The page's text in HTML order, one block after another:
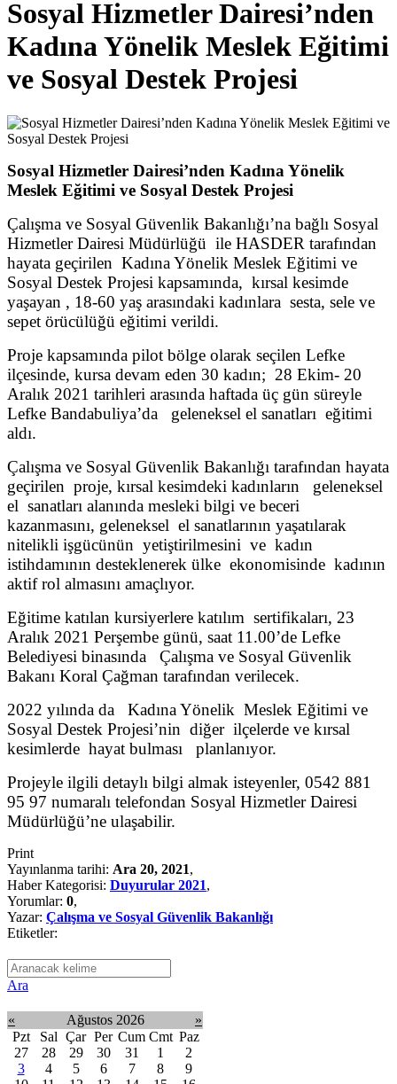
Sosyal Hizmetler Dairesi’nden
Kadına Yönelik Meslek Eğitimi
ve Sosyal Destek Projesi
Sosyal Hizmetler Dairesi’nden Kadına Yönelik
Meslek Eğitimi ve Sosyal Destek Projesi
Çalışma ve Sosyal Güvenlik Bakanlığı’na bağlı Sosyal
Hizmetler Dairesi Müdürlüğü ile HASDER tarafından
hayata geçirilen Kadına Yönelik Meslek Eğitimi ve
Sosyal Destek Projesi kapsamında, kırsal kesimde
yaşayan , 18-60 yaş arasındaki kadınlara sesta, sele ve
sepet örücülüğü eğitimi verildi.
Proje kapsamında pilot bölge olarak seçilen Lefke
ilçesinde, kursa devam eden 30 kadın; 28 Ekim- 20
Aralık 2021 tarihleri arasında haftada üç gün süreyle
Lefke Bandabuliya’da geleneksel el sanatları eğitimi
aldı.
Çalışma ve Sosyal Güvenlik Bakanlığı tarafından hayata
geçirilen proje, kırsal kesimdeki kadınların geleneksel
el sanatları alanında mesleki bilgi ve beceri
kazanmasını, geleneksel el sanatlarının yaşatılarak
nitelikli işgücünün yetiştirilmesini ve kadın
istihdamının desteklenerek ülke ekonomisinde kadının
aktif rol almasını amaçlıyor.
Eğitime katılan kursiyerlere katılım sertifikaları, 23
Aralık 2021 Perşembe günü, saat 11.00’de Lefke
Belediyesi binasında Çalışma ve Sosyal Güvenlik
Bakanı Koral Çağman tarafından verilecek.
2022 yılında da Kadına Yönelik Meslek Eğitimi ve
Sosyal Destek Projesi’nin diğer ilçelerde ve kırsal
kesimlerde hayat bulması planlanıyor.
Projeyle ilgili detaylı bilgi almak isteyenler, 0542 881
95 97 numaralı telefondan Sosyal Hizmetler Dairesi
Müdürlüğü’ne ulaşabilir.
Print
Yayınlanma tarihi: Ara 20, 2021,
Haber Kategorisi: Duyurular 2021,
Yorumlar: 0,
Yazar: Çalışma ve Sosyal Güvenlik Bakanlığı
Etiketler:
Ara
« Ağustos 2026
»
Pzt
Sal Çar Per Cum Cmt Paz
27
28 29 30 31 1
2
3
4 5 6 7 8
9